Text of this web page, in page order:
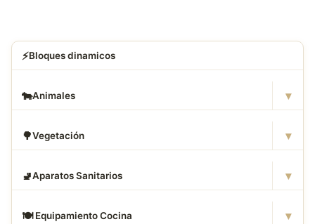
⚡Bloques dinamicos
🐄Animales ▾
🌳Vegetación ▾
🚽Aparatos Sanitarios ▾
🍽️ Equipamiento Cocina ▾